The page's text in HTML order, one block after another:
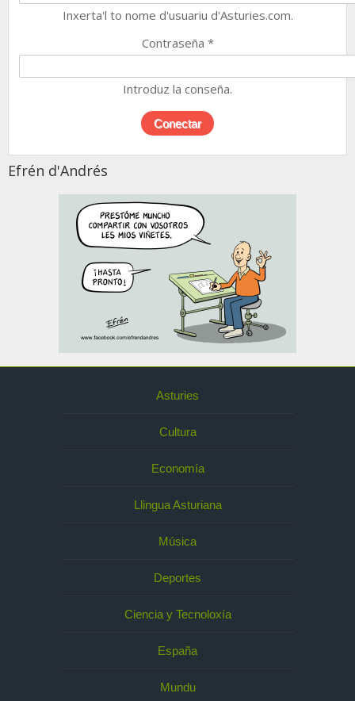
Inxerta'l to nome d'usuariu d'Asturies.com.
Contraseña *
Introduz la conseña.
Efrén d'Andrés
Asturies
Cultura
Economía
Llingua Asturiana
Música
Deportes
Ciencia y Tecnoloxía
España
Mundu